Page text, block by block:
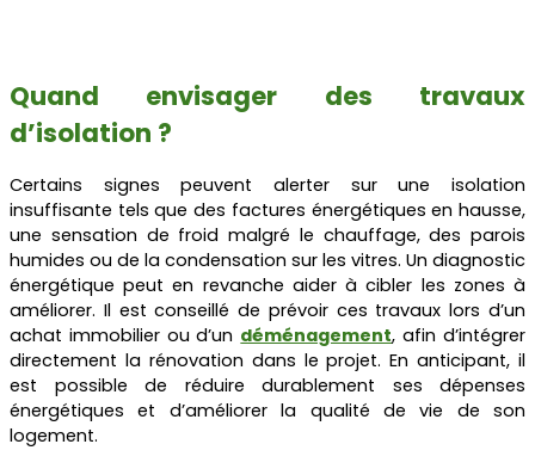
Quand envisager des travaux
d’isolation ?
Certains signes peuvent alerter sur une isolation
insuffisante tels que des factures énergétiques en hausse,
une sensation de froid malgré le chauffage, des parois
humides ou de la condensation sur les vitres. Un diagnostic
énergétique peut en revanche aider à cibler les zones à
améliorer. Il est conseillé de prévoir ces travaux lors d’un
achat immobilier ou d’un déménagement, afin d’intégrer
directement la rénovation dans le projet. En anticipant, il
est possible de réduire durablement ses dépenses
énergétiques et d’améliorer la qualité de vie de son
logement.